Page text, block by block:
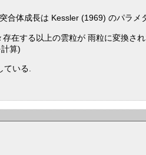
合体成長は Kessler (1969) のパラメ
在する以上の雲粒が 雨粒に変換さ
算)
いる.